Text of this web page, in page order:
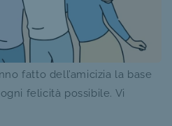
fatto dell’amicizia la base
felicità possibile. Vi